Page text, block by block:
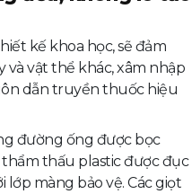
kế khoa học, sẽ đảm
và vật thể khác, xâm nhập
dẫn truyền thuốc hiệu
đường ống được bọc
thấu plastic được đục
màng bảo vệ. Các giọt